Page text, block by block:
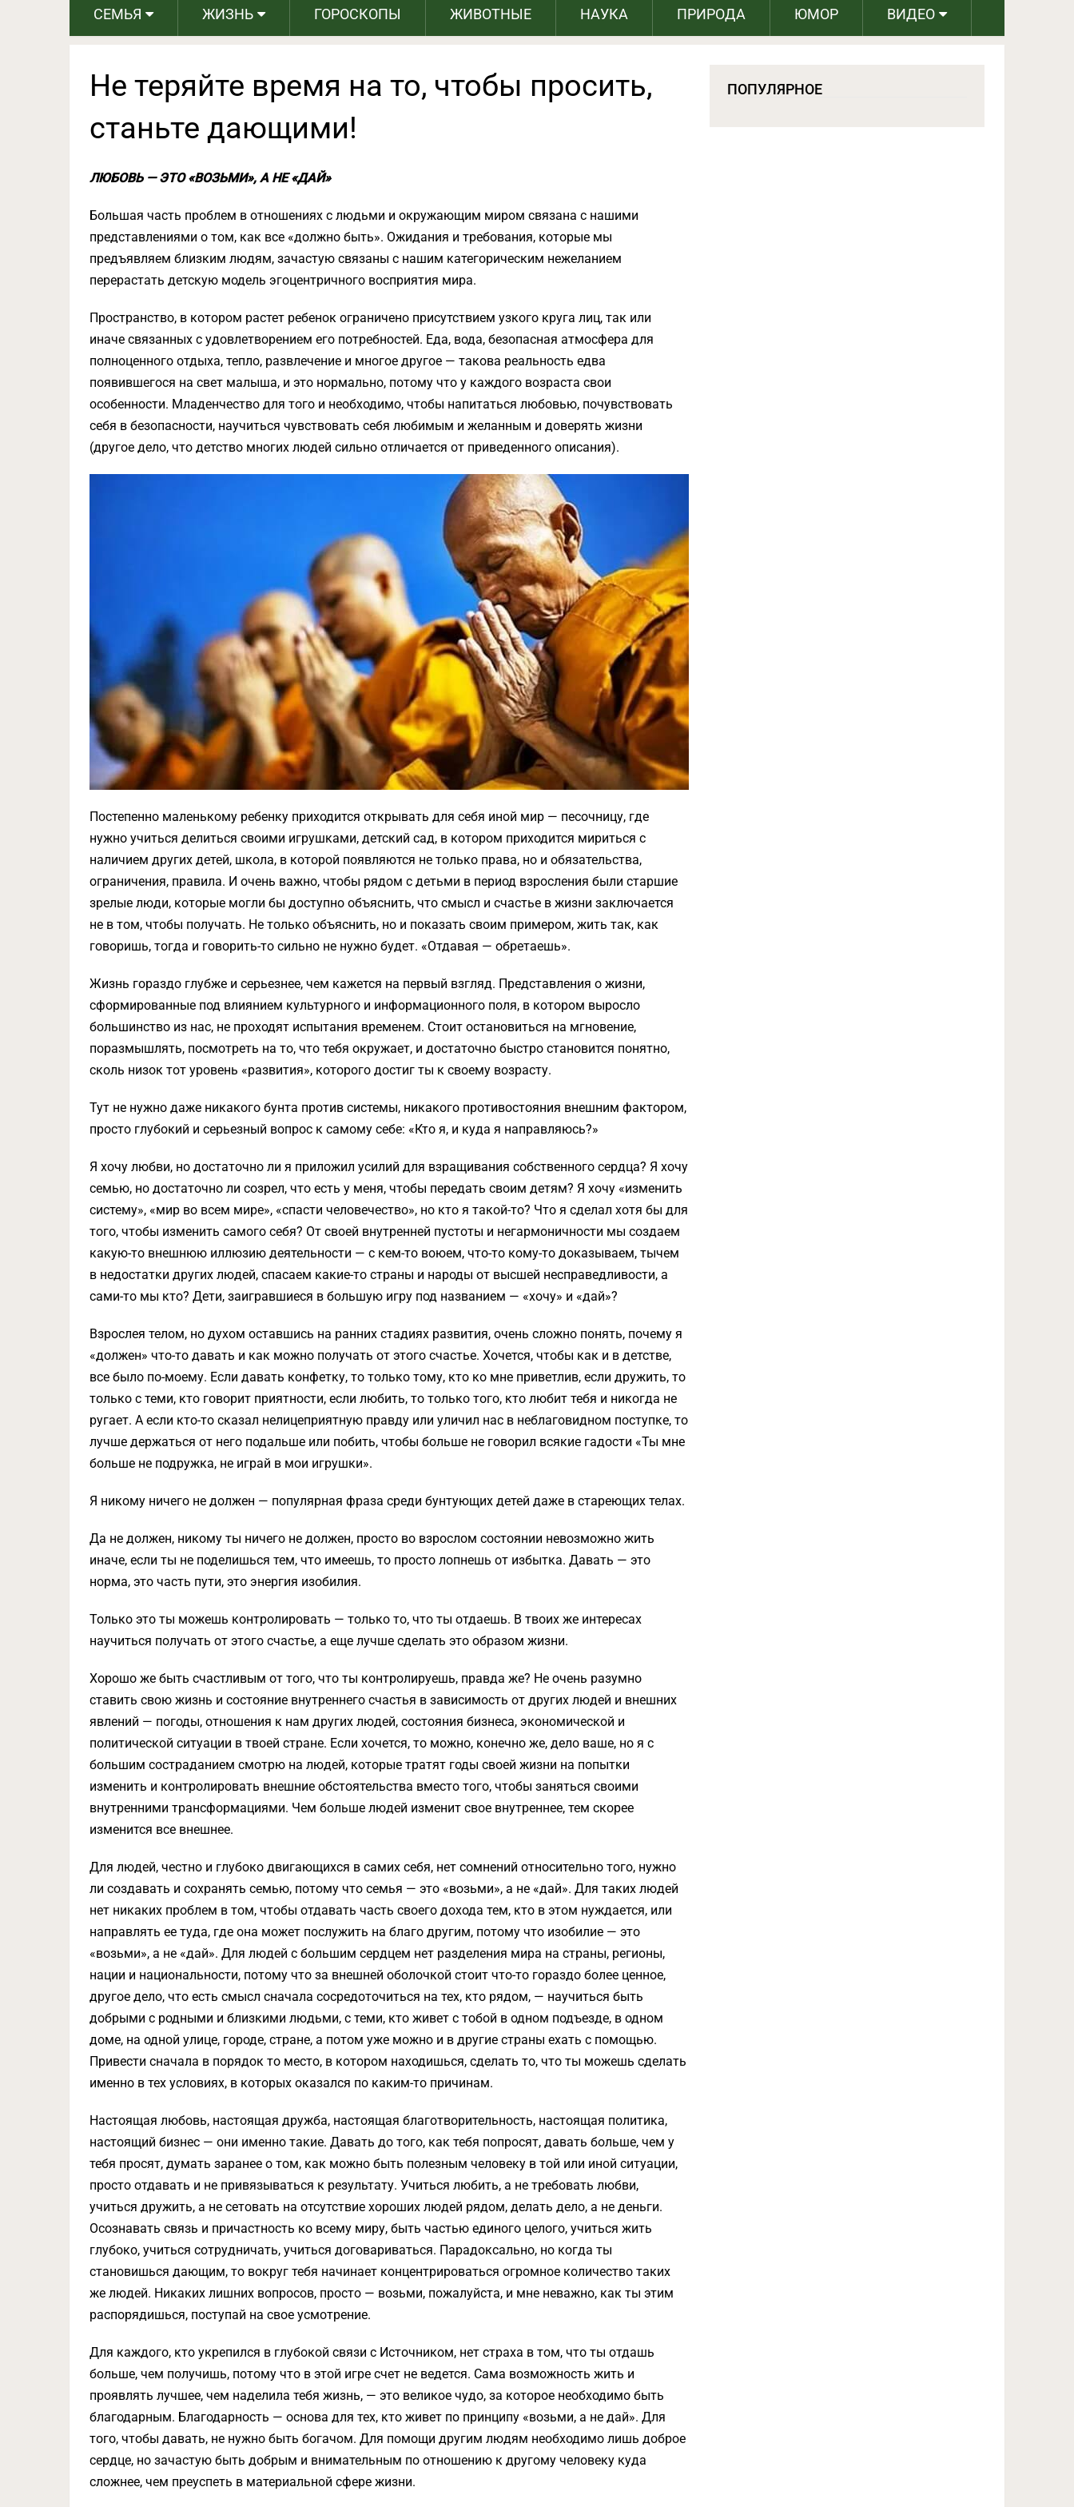
СЕМЬЯ ЖИЗНЬ ГОРОСКОПЫ ЖИВОТНЫЕ НАУКА ПРИРОДА ЮМОР ВИДЕО
Не теряйте время на то, чтобы просить,
станьте дающими!
ЛЮБОВЬ — ЭТО «ВОЗЬМИ», А НЕ «ДАЙ»
Большая часть проблем в отношениях с людьми и окружающим миром связана с нашими
представлениями о том, как все «должно быть». Ожидания и требования, которые мы
предъявляем близким людям, зачастую связаны с нашим категорическим нежеланием
перерастать детскую модель эгоцентричного восприятия мира.
Пространство, в котором растет ребенок ограничено присутствием узкого круга лиц, так или
иначе связанных с удовлетворением его потребностей. Еда, вода, безопасная атмосфера для
полноценного отдыха, тепло, развлечение и многое другое — такова реальность едва
появившегося на свет малыша, и это нормально, потому что у каждого возраста свои
особенности. Младенчество для того и необходимо, чтобы напитаться любовью, почувствовать
себя в безопасности, научиться чувствовать себя любимым и желанным и доверять жизни
(другое дело, что детство многих людей сильно отличается от приведенного описания).
Постепенно маленькому ребенку приходится открывать для себя иной мир — песочницу, где
нужно учиться делиться своими игрушками, детский сад, в котором приходится мириться с
наличием других детей, школа, в которой появляются не только права, но и обязательства,
ограничения, правила. И очень важно, чтобы рядом с детьми в период взросления были старшие
зрелые люди, которые могли бы доступно объяснить, что смысл и счастье в жизни заключается
не в том, чтобы получать. Не только объяснить, но и показать своим примером, жить так, как
говоришь, тогда и говорить-то сильно не нужно будет. «Отдавая — обретаешь».
Жизнь гораздо глубже и серьезнее, чем кажется на первый взгляд. Представления о жизни,
сформированные под влиянием культурного и информационного поля, в котором выросло
большинство из нас, не проходят испытания временем. Стоит остановиться на мгновение,
поразмышлять, посмотреть на то, что тебя окружает, и достаточно быстро становится понятно,
сколь низок тот уровень «развития», которого достиг ты к своему возрасту.
Тут не нужно даже никакого бунта против системы, никакого противостояния внешним фактором,
просто глубокий и серьезный вопрос к самому себе: «Кто я, и куда я направляюсь?»
Я хочу любви, но достаточно ли я приложил усилий для взращивания собственного сердца? Я хочу
семью, но достаточно ли созрел, что есть у меня, чтобы передать своим детям? Я хочу «изменить
систему», «мир во всем мире», «спасти человечество», но кто я такой-то? Что я сделал хотя бы для
того, чтобы изменить самого себя? От своей внутренней пустоты и негармоничности мы создаем
какую-то внешнюю иллюзию деятельности — с кем-то воюем, что-то кому-то доказываем, тычем
в недостатки других людей, спасаем какие-то страны и народы от высшей несправедливости, а
сами-то мы кто? Дети, заигравшиеся в большую игру под названием — «хочу» и «дай»?
Взрослея телом, но духом оставшись на ранних стадиях развития, очень сложно понять, почему я
«должен» что-то давать и как можно получать от этого счастье. Хочется, чтобы как и в детстве,
все было по-моему. Если давать конфетку, то только тому, кто ко мне приветлив, если дружить, то
только с теми, кто говорит приятности, если любить, то только того, кто любит тебя и никогда не
ругает. А если кто-то сказал нелицеприятную правду или уличил нас в неблаговидном поступке, то
лучше держаться от него подальше или побить, чтобы больше не говорил всякие гадости «Ты мне
больше не подружка, не играй в мои игрушки».
Я никому ничего не должен — популярная фраза среди бунтующих детей даже в стареющих телах.
Да не должен, никому ты ничего не должен, просто во взрослом состоянии невозможно жить
иначе, если ты не поделишься тем, что имеешь, то просто лопнешь от избытка. Давать — это
норма, это часть пути, это энергия изобилия.
Только это ты можешь контролировать — только то, что ты отдаешь. В твоих же интересах
научиться получать от этого счастье, а еще лучше сделать это образом жизни.
Хорошо же быть счастливым от того, что ты контролируешь, правда же? Не очень разумно
ставить свою жизнь и состояние внутреннего счастья в зависимость от других людей и внешних
явлений — погоды, отношения к нам других людей, состояния бизнеса, экономической и
политической ситуации в твоей стране. Если хочется, то можно, конечно же, дело ваше, но я с
большим состраданием смотрю на людей, которые тратят годы своей жизни на попытки
изменить и контролировать внешние обстоятельства вместо того, чтобы заняться своими
внутренними трансформациями. Чем больше людей изменит свое внутреннее, тем скорее
изменится все внешнее.
Для людей, честно и глубоко двигающихся в самих себя, нет сомнений относительно того, нужно
ли создавать и сохранять семью, потому что семья — это «возьми», а не «дай». Для таких людей
нет никаких проблем в том, чтобы отдавать часть своего дохода тем, кто в этом нуждается, или
направлять ее туда, где она может послужить на благо другим, потому что изобилие — это
«возьми», а не «дай». Для людей с большим сердцем нет разделения мира на страны, регионы,
нации и национальности, потому что за внешней оболочкой стоит что-то гораздо более ценное,
другое дело, что есть смысл сначала сосредоточиться на тех, кто рядом, — научиться быть
добрыми с родными и близкими людьми, с теми, кто живет с тобой в одном подъезде, в одном
доме, на одной улице, городе, стране, а потом уже можно и в другие страны ехать с помощью.
Привести сначала в порядок то место, в котором находишься, сделать то, что ты можешь сделать
именно в тех условиях, в которых оказался по каким-то причинам.
Настоящая любовь, настоящая дружба, настоящая благотворительность, настоящая политика,
настоящий бизнес — они именно такие. Давать до того, как тебя попросят, давать больше, чем у
тебя просят, думать заранее о том, как можно быть полезным человеку в той или иной ситуации,
просто отдавать и не привязываться к результату. Учиться любить, а не требовать любви,
учиться дружить, а не сетовать на отсутствие хороших людей рядом, делать дело, а не деньги.
Осознавать связь и причастность ко всему миру, быть частью единого целого, учиться жить
глубоко, учиться сотрудничать, учиться договариваться. Парадоксально, но когда ты
становишься дающим, то вокруг тебя начинает концентрироваться огромное количество таких
же людей. Никаких лишних вопросов, просто — возьми, пожалуйста, и мне неважно, как ты этим
распорядишься, поступай на свое усмотрение.
Для каждого, кто укрепился в глубокой связи с Источником, нет страха в том, что ты отдашь
больше, чем получишь, потому что в этой игре счет не ведется. Сама возможность жить и
проявлять лучшее, чем наделила тебя жизнь, — это великое чудо, за которое необходимо быть
благодарным. Благодарность — основа для тех, кто живет по принципу «возьми, а не дай». Для
того, чтобы давать, не нужно быть богачом. Для помощи другим людям необходимо лишь доброе
сердце, но зачастую быть добрым и внимательным по отношению к другому человеку куда
сложнее, чем преуспеть в материальной сфере жизни.
ПОПУЛЯРНОЕ